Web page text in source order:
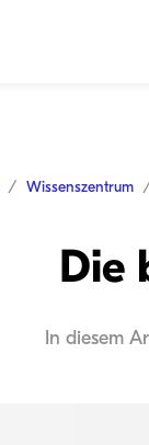
Wissenszentrum
Die
In diesem